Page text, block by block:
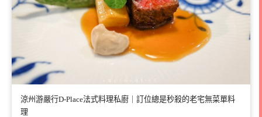
涼州游嚴行D-Place法式料理私廚｜訂位總是秒殺的老宅無菜單料
理